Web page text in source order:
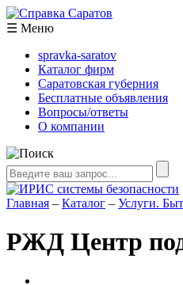
☰ Меню
spravka-saratov
Каталог фирм
Саратовская губерния
Бесплатные объявления
Вопросы/ответы
О компании
Главная – Каталог – Услуги.
РЖД ​Центр